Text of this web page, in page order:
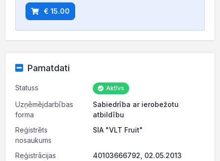
€ 15.00
Pamatdati
Statuss Aktīvs
Uzņēmējdarbības
forma
Sabiedrība ar ierobežotu
atbildību
Reģistrēts
nosaukums
SIA "VLT Fruit"
Reģistrācijas
40103666792, 02.05.2013